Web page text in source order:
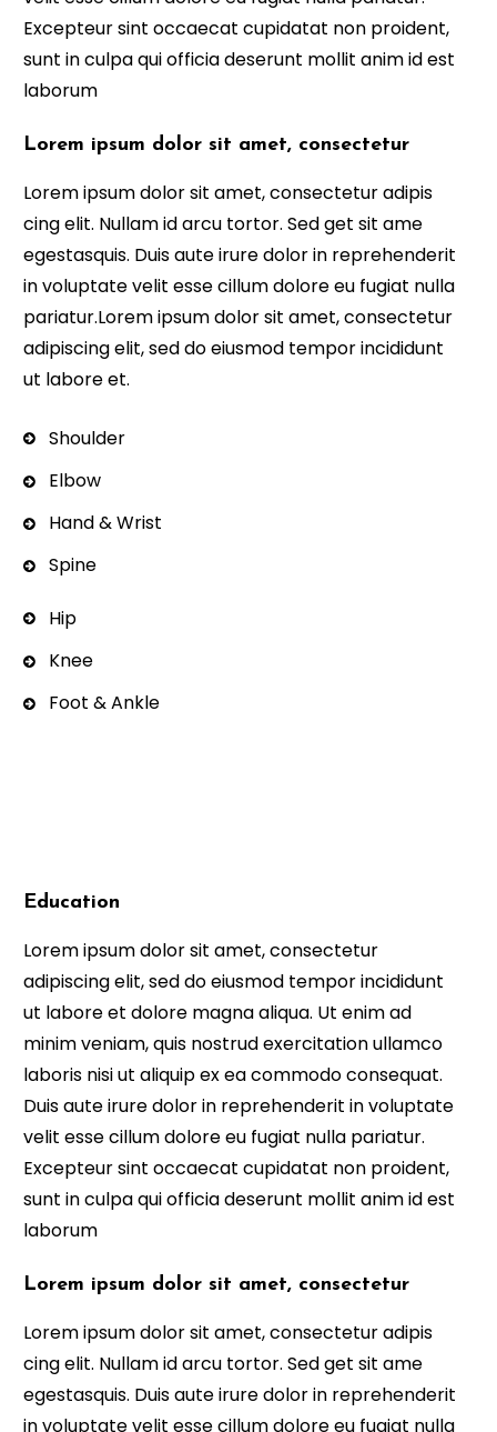
Excepteur sint occaecat cupidatat non proident,
sunt in culpa qui officia deserunt mollit anim id est
laborum
Lorem ipsum dolor sit amet, consectetur
Lorem ipsum dolor sit amet, consectetur adipis
cing elit. Nullam id arcu tortor. Sed get sit ame
egestasquis. Duis aute irure dolor in reprehenderit
in voluptate velit esse cillum dolore eu fugiat nulla
pariatur.Lorem ipsum dolor sit amet, consectetur
adipiscing elit, sed do eiusmod tempor incididunt
ut labore et.
Shoulder
Elbow
Hand & Wrist
Spine
Hip
Knee
Foot & Ankle
Education
Lorem ipsum dolor sit amet, consectetur
adipiscing elit, sed do eiusmod tempor incididunt
ut labore et dolore magna aliqua. Ut enim ad
minim veniam, quis nostrud exercitation ullamco
laboris nisi ut aliquip ex ea commodo consequat.
Duis aute irure dolor in reprehenderit in voluptate
velit esse cillum dolore eu fugiat nulla pariatur.
Excepteur sint occaecat cupidatat non proident,
sunt in culpa qui officia deserunt mollit anim id est
laborum
Lorem ipsum dolor sit amet, consectetur
Lorem ipsum dolor sit amet, consectetur adipis
cing elit. Nullam id arcu tortor. Sed get sit ame
egestasquis. Duis aute irure dolor in reprehenderit
in voluptate velit esse cillum dolore eu fugiat nulla